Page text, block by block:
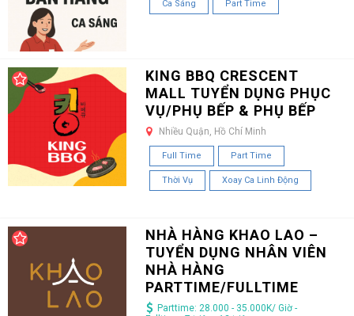
Ca Sáng Part Time
KING BBQ CRESCENT
MALL TUYỂN DỤNG PHỤC
VỤ/PHỤ BẾP & PHỤ BẾP
Nhiều Quận, Hồ Chí Minh
Full Time Part Time
Thời Vụ Xoay Ca Linh Động
NHÀ HÀNG KHAO LAO –
TUYỂN DỤNG NHÂN VIÊN
NHÀ HÀNG
PARTTIME/FULLTIME
Parttime: 28.000 - 35.000K/ Giờ -